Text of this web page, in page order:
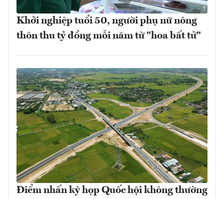
Khởi nghiệp tuổi 50, người phụ nữ nông
thôn thu tỷ đồng mỗi năm từ "hoa bất tử"
Điểm nhấn kỳ họp Quốc hội không thường